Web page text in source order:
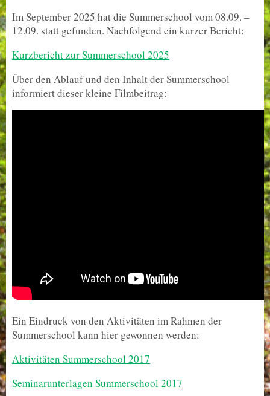
Im September 2025 hat die Summerschool vom 08.09. –
12.09. statt gefunden. Nachfolgend ein kurzer Bericht:
Kurzbericht zur Summerschool 2025
Über den Ablauf und den Inhalt der Summerschool
informiert dieser kleine Filmbeitrag:
Ein Eindruck von den Aktivitäten im Rahmen der
Summerschool kann hier gewonnen werden:
Aktivitäten Summerschool 2017
Seminarunterlagen Summerschool 2017